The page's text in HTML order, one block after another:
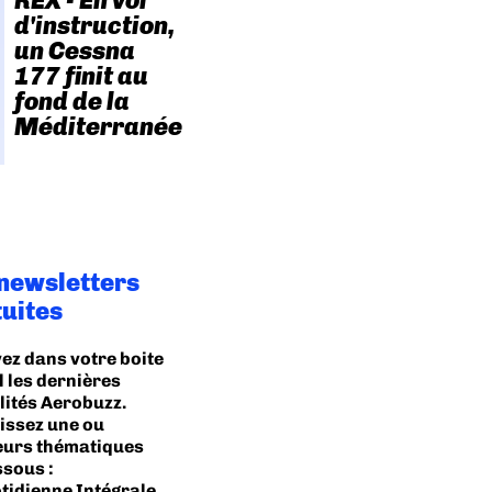
d'instruction,
un Cessna
177 finit au
fond de la
Méditerranée
dans votre boite
les dernières
Aerobuzz.
une ou
thématiques
: